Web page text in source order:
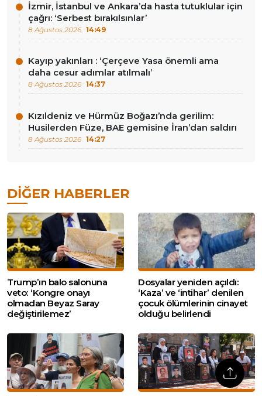
İzmir, İstanbul ve Ankara’da hasta tutuklular için
çağrı: ‘Serbest bırakılsınlar’
8 Ağustos 2026 14:49
Kayıp yakınları : ‘Çerçeve Yasa önemli ama
daha cesur adımlar atılmalı’
8 Ağustos 2026 14:37
Kızıldeniz ve Hürmüz Boğazı’nda gerilim:
Husilerden Füze, BAE gemisine İran’dan saldırı
8 Ağustos 2026 14:27
DIĞER HABERLER
Trump’ın balo salonuna
veto: ‘Kongre onayı
olmadan Beyaz Saray
değiştirilemez’
Dosyalar yeniden açıldı:
‘Kaza’ ve ‘intihar’ denilen
çocuk ölümlerinin cinayet
olduğu belirlendi